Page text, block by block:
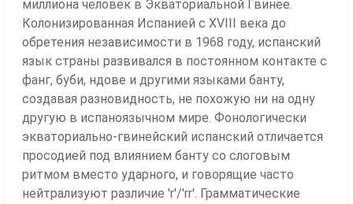
миллиона человек в Экваториальной Гвинее.
Колонизированная Испанией с XVIII века до
обретения независимости в 1968 году, испанский
язык страны развивался в постоянном контакте с
фанг, буби, ндове и другими языками банту,
создавая разновидность, не похожую ни на одну
другую в испаноязычном мире. Фонологически
экваториально-гвинейский испанский отличается
просодией под влиянием банту со слоговым
ритмом вместо ударного, и говорящие часто
нейтрализуют различие 'r'/'rr'. Грамматические